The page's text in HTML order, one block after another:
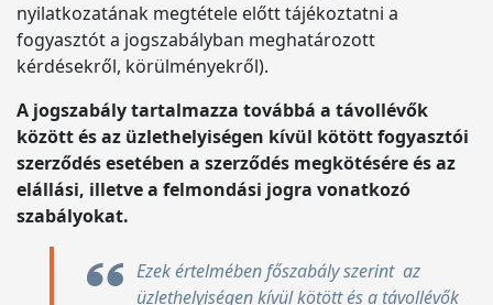
nyilatkozatának megtétele előtt tájékoztatni a
fogyasztót a jogszabályban meghatározott
kérdésekről, körülményekről).
A jogszabály tartalmazza továbbá a távollévők
között és az üzlethelyiségen kívül kötött fogyasztói
szerződés esetében a szerződés megkötésére és az
elállási, illetve a felmondási jogra vonatkozó
szabályokat.
Ezek értelmében főszabály szerint az
üzlethelyiségen kívül kötött és a távollévők